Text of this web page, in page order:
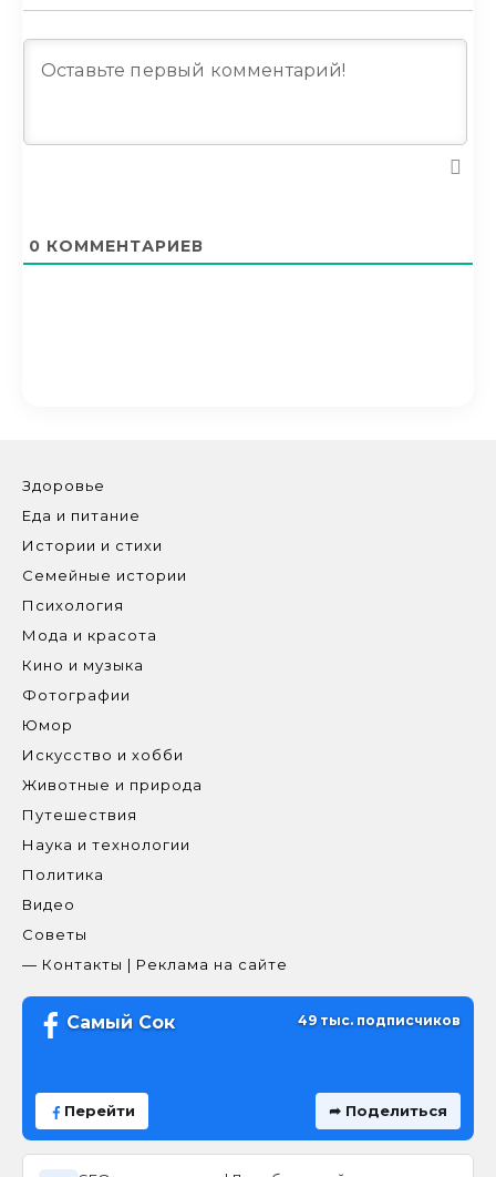
0 КОММЕНТАРИЕВ
Здоровье
Еда и питание
Истории и стихи
Семейные истории
Психология
Мода и красота
Кино и музыка
Фотографии
Юмор
Искусство и хобби
Животные и природа
Путешествия
Наука и технологии
Политика
Видео
Советы
— Контакты | Реклама на сайте
Самый Сок 49 тыс. подписчиков
Перейти ➦ Поделиться